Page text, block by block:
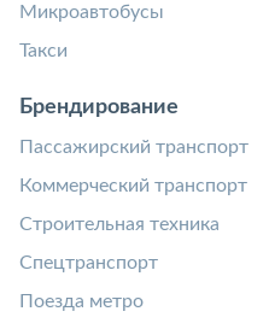
Микроавтобусы
Такси
Брендирование
Пассажирский транспорт
Коммерческий транспорт
Строительная техника
Спецтранспорт
Поезда метро